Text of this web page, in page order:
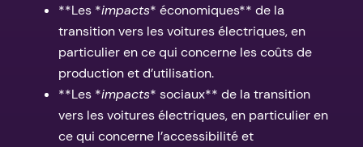
**Les *impacts* économiques** de la
transition vers les voitures électriques, en
particulier en ce qui concerne les coûts de
production et d’utilisation.
**Les *impacts* sociaux** de la transition
vers les voitures électriques, en particulier en
ce qui concerne l’accessibilité et